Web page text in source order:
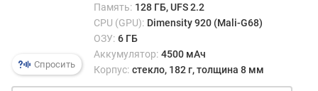
с
п
Спросить
Память: 128 ГБ, UFS 2.2
CPU (GPU): Dimensity 920 (Mali-G68)
ОЗУ: 6 ГБ
Аккумулятор: 4500 мАч
Корпус: стекло, 182 г, толщина 8 мм